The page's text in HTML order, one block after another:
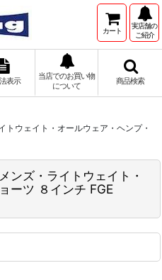
カート
実店舗の
ご紹介
表示
当店でのお買い物
について
商品検索
トウェイト・オールウェア・ヘンプ・
ンズ・ライトウェイト・
ーツ ８インチ FGE